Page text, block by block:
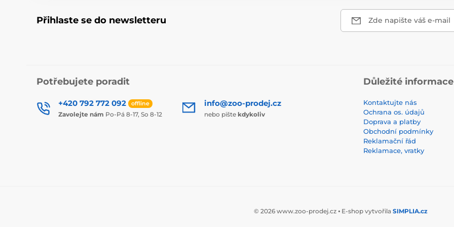
Přihlaste se do newsletteru Zde napište váš e-mail
Potřebujete poradit
+420 792 772 092 offline
Zavolejte nám Po-Pá 8-17, So 8-12
info@zoo-prodej.cz
nebo pište kdykoliv
Důležité informace
Kontaktujte nás
Ochrana os. údajů
Doprava a platby
Obchodní podmínky
Reklamační řád
Reklamace, vratky
© 2026 www.zoo-prodej.cz ⦁ E-shop vytvořila SIMPLIA.cz